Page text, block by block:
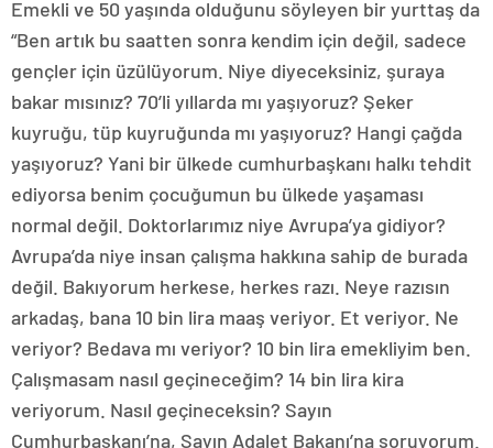
Emekli ve 50 yaşında olduğunu söyleyen bir yurttaş da
“Ben artık bu saatten sonra kendim için değil, sadece
gençler için üzülüyorum. Niye diyeceksiniz, şuraya
bakar mısınız? 70’li yıllarda mı yaşıyoruz? Şeker
kuyruğu, tüp kuyruğunda mı yaşıyoruz? Hangi çağda
yaşıyoruz? Yani bir ülkede cumhurbaşkanı halkı tehdit
ediyorsa benim çocuğumun bu ülkede yaşaması
normal değil. Doktorlarımız niye Avrupa’ya gidiyor?
Avrupa’da niye insan çalışma hakkına sahip de burada
değil. Bakıyorum herkese, herkes razı. Neye razısın
arkadaş, bana 10 bin lira maaş veriyor. Et veriyor. Ne
veriyor? Bedava mı veriyor? 10 bin lira emekliyim ben.
Çalışmasam nasıl geçineceğim? 14 bin lira kira
veriyorum. Nasıl geçineceksin? Sayın
Cumhurbaşkanı’na, Sayın Adalet Bakanı’na soruyorum.